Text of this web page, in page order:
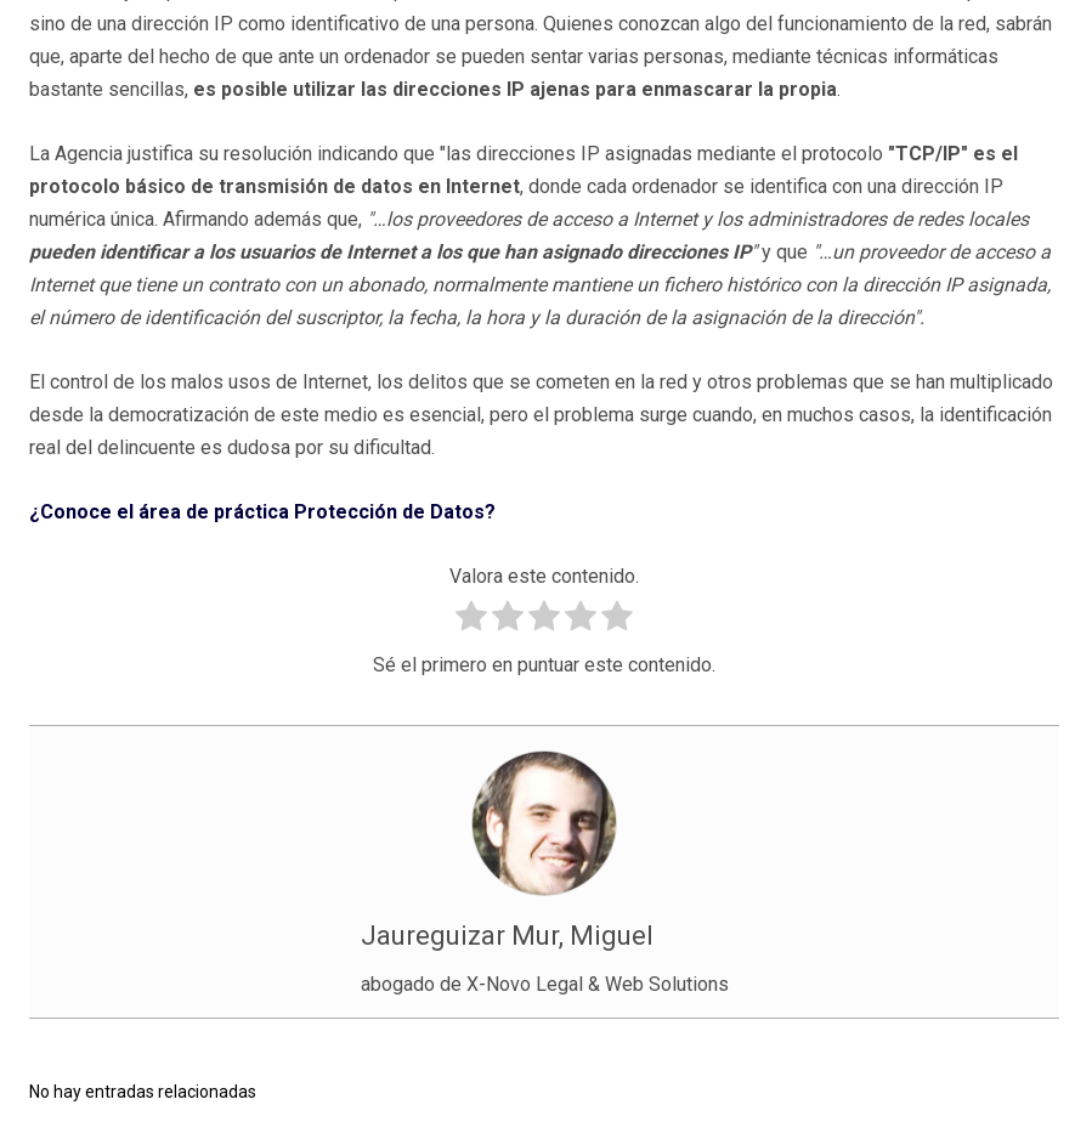
sino de una dirección IP como identificativo de una persona. Quienes conozcan algo del funcionamiento de la red, sabrán
que, aparte del hecho de que ante un ordenador se pueden sentar varias personas, mediante técnicas informáticas
bastante sencillas, es posible utilizar las direcciones IP ajenas para enmascarar la propia.
La Agencia justifica su resolución indicando que "las direcciones IP asignadas mediante el protocolo "TCP/IP" es el
protocolo básico de transmisión de datos en Internet, donde cada ordenador se identifica con una dirección IP
numérica única. Afirmando además que, "…los proveedores de acceso a Internet y los administradores de redes locales
pueden identificar a los usuarios de Internet a los que han asignado direcciones IP"y que "…un proveedor de acceso a
Internet que tiene un contrato con un abonado, normalmente mantiene un fichero histórico con la dirección IP asignada,
el número de identificación del suscriptor, la fecha, la hora y la duración de la asignación de la dirección".
El control de los malos usos de Internet, los delitos que se cometen en la red y otros problemas que se han multiplicado
desde la democratización de este medio es esencial, pero el problema surge cuando, en muchos casos, la identificación
real del delincuente es dudosa por su dificultad.
¿Conoce el área de práctica Protección de Datos?
Valora este contenido.
Sé el primero en puntuar este contenido.
Jaureguizar Mur, Miguel
abogado de X-Novo Legal & Web Solutions
No hay entradas relacionadas